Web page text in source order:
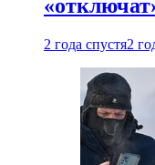
2 года спустя2